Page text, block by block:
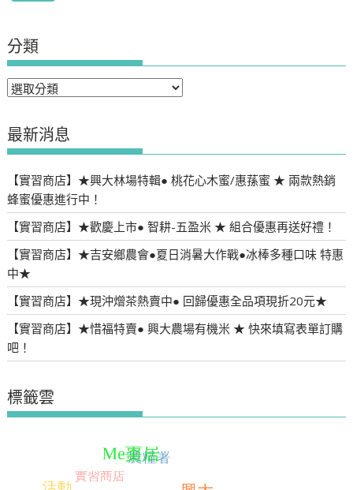
分類
分
最新消息
【實習商店】★興大林場特輯● 桃花心木蜜/惠蓀蜜 ★ 兩款熱銷
蜂蜜優惠進行中！
【實習商店】★歡慶上市● 智耕-五盈米 ★ 組合優惠再送好禮！
【實習商店】★吉安鄉農會●夏日消暑大作戰●冰棒多種口味 特惠
中★
【實習商店】★現沖熷茶熱賣中● 回歸優惠全品項現折20元★
【實習商店】★惜福特賣● 興大農場有機米 ★ 快來填寫表單訂購
吧！
標籤雲